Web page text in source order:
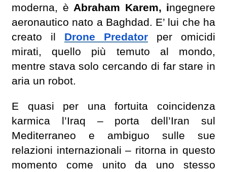
moderna, è Abraham Karem, ingegnere
aeronautico nato a Baghdad. E’ lui che ha
creato il
Drone Predator per omicidi
mirati, quello più temuto al mondo,
mentre stava solo cercando di far stare in
aria un robot.
E quasi per una fortuita coincidenza
karmica l’Iraq – porta dell’Iran sul
Mediterraneo e ambiguo sulle sue
relazioni internazionali – ritorna in questo
momento come unito da uno stesso